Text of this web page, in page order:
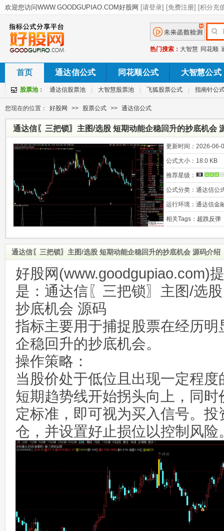
热门搜索： 大智慧 同花顺
首页 通达信公式 同花顺公式 大智慧公式
股票池： 通达信股票池 大智慧股票池 飞狐股票公式 指南针公
您现在的位置： 好股网 >> 股票公式 >> 通达信公式
通达信〖三把锁〗主图/选股 短期动能企稳回升的抄底机会
更新时间： 2026-06-
公式大小： 18.0 KB
推荐星级：
公式分类： 通达信公
运行环境： 通达信金
相关Tags： 超跌反弹
通达信〖三把锁〗主图/选股 短期动能企稳回升的抄底机会 源码介绍
好股网(www.goodgupiao.com)
是：通达信〖三把锁〗主图/选
抄底机会 源码
指标主要用于捕捉股票在经历
企稳回升的抄底机会。
操作策略：
当股价处于低位且出现一定程
短期趋势线开始拐头向上，同
定标准，即可视为买入信号。
仓，并设置好止损位以控制风险